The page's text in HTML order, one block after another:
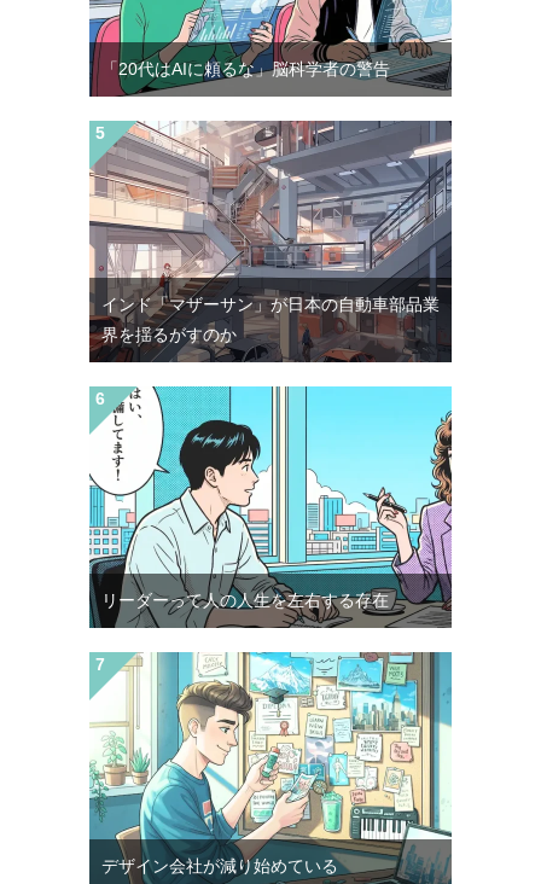
「20代はAIに頼るな」脳科学者の警告
インド「マザーサン」が日本の自動車部品業
界を揺るがすのか
リーダーって人の人生を左右する存在
デザイン会社が減り始めている